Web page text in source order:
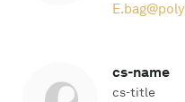
E.
cs-name
cs-title